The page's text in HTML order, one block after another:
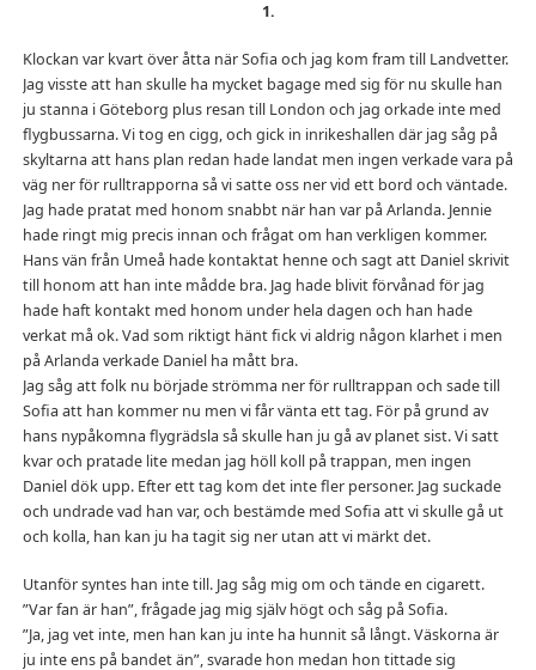
1.
Klockan var kvart över åtta när Sofia och jag kom fram till Landvetter.
Jag visste att han skulle ha mycket bagage med sig för nu skulle han
ju stanna i Göteborg plus resan till London och jag orkade inte med
flygbussarna. Vi tog en cigg, och gick in inrikeshallen där jag såg på
skyltarna att hans plan redan hade landat men ingen verkade vara på
väg ner för rulltrapporna så vi satte oss ner vid ett bord och väntade.
Jag hade pratat med honom snabbt när han var på Arlanda. Jennie
hade ringt mig precis innan och frågat om han verkligen kommer.
Hans vän från Umeå hade kontaktat henne och sagt att Daniel skrivit
till honom att han inte mådde bra. Jag hade blivit förvånad för jag
hade haft kontakt med honom under hela dagen och han hade
verkat må ok. Vad som riktigt hänt fick vi aldrig någon klarhet i men
på Arlanda verkade Daniel ha mått bra.
Jag såg att folk nu började strömma ner för rulltrappan och sade till
Sofia att han kommer nu men vi får vänta ett tag. För på grund av
hans nypåkomna flygrädsla så skulle han ju gå av planet sist. Vi satt
kvar och pratade lite medan jag höll koll på trappan, men ingen
Daniel dök upp. Efter ett tag kom det inte fler personer. Jag suckade
och undrade vad han var, och bestämde med Sofia att vi skulle gå ut
och kolla, han kan ju ha tagit sig ner utan att vi märkt det.
Utanför syntes han inte till. Jag såg mig om och tände en cigarett.
”Var fan är han”, frågade jag mig själv högt och såg på Sofia.
”Ja, jag vet inte, men han kan ju inte ha hunnit så långt. Väskorna är
ju inte ens på bandet än”, svarade hon medan hon tittade sig